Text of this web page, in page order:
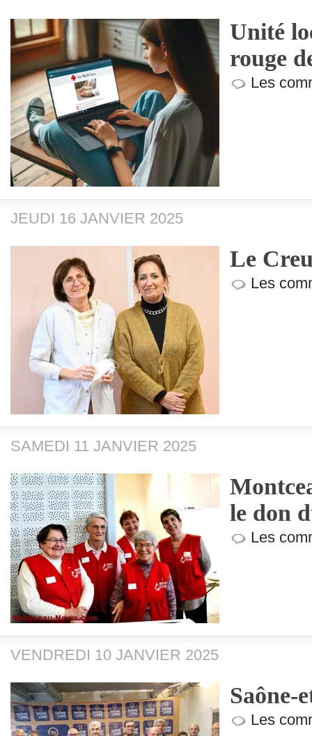
Unité
rouge
Les
JEUDI 16 JANVIER 2025
Le
Les
SAMEDI 11 JANVIER 2025
le don
Les
VENDREDI 10 JANVIER 2025
Saône-
Les